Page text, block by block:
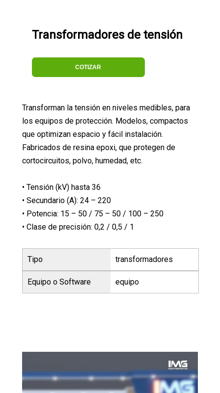
Transformadores de tensión
COTIZAR
Transforman la tensión en niveles medibles, para
los equipos de protección. Modelos, compactos
que optimizan espacio y fácil instalación.
Fabricados de resina epoxi, que protegen de
cortocircuitos, polvo, humedad, etc.
• Tensión (kV) hasta 36
• Secundario (A): 24 – 220
• Potencia: 15 – 50 / 75 – 50 / 100 – 250
• Clase de precisión: 0,2 / 0,5 / 1
Tipo transformadores
Equipo o Software equipo